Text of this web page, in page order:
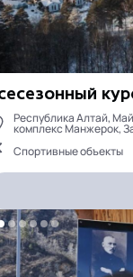
Республика Алтай,
комплекс Манжерок,
Спортивные объекты